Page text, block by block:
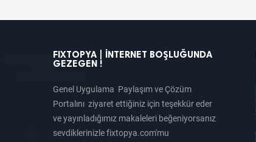
FIXTOPYA | İNTERNET BOŞLUĞUNDA
GEZEGEN !
Genel Uygulama Paylaşım ve Çözüm
Portalını ziyaret ettiğiniz için teşekkür eder
ve yayınladığımız makaleleri beğeniyorsanız
sevdiklerinizle fixtopya.com'mu